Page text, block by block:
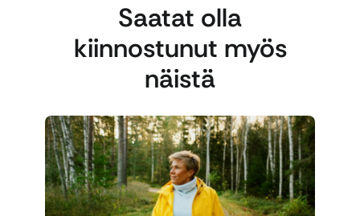
Saatat olla
kiinnostunut myös
näistä